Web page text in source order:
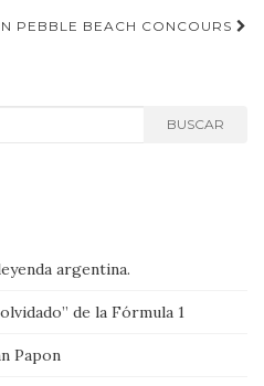
PEBBLE BEACH CONCOURS
BUSCAR
argentina.
de la Fórmula 1
Papon